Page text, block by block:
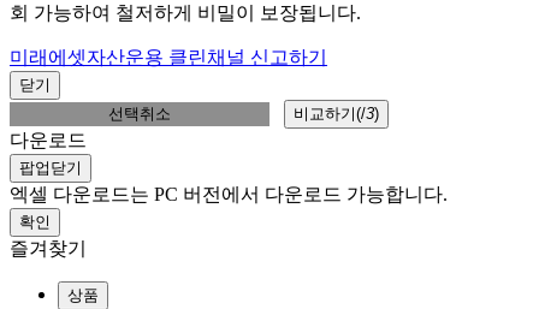
회 가능하여 철저하게 비밀이 보장됩니다.
미래에셋자산운용 클린채널 신고하기
닫기
선택취소
비교하기(/3)
다운로드
팝업닫기
엑셀 다운로드는 PC 버전에서 다운로드 가능합니다.
확인
즐겨찾기
상품